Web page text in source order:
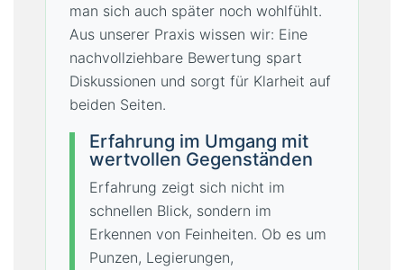
man sich auch später noch wohlfühlt.
Aus unserer Praxis wissen wir: Eine
nachvollziehbare Bewertung spart
Diskussionen und sorgt für Klarheit auf
beiden Seiten.
Erfahrung im Umgang mit
wertvollen Gegenständen
Erfahrung zeigt sich nicht im
schnellen Blick, sondern im
Erkennen von Feinheiten. Ob es um
Punzen, Legierungen,